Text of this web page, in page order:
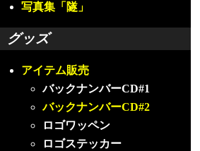
写真集「隧」
グッズ
アイテム販売
バックナンバーCD#1
バックナンバーCD#2
ロゴワッペン
ロゴステッカー